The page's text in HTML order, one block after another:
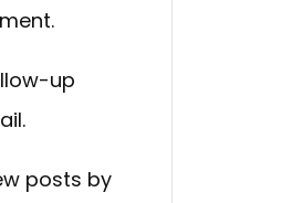
up
posts by